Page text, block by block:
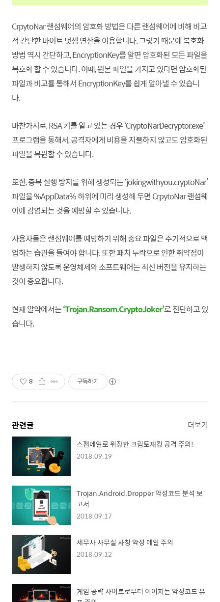
CrpytoNar 랜섬웨어의 암호화 방법은 다른 랜섬웨어에 비해 비교
적 간단한 바이트 덧셈 연산을 이용합니다. 그렇기 때문에 복호화
방법 역시 간단하고, EncryptionKey를 알면 암호화된 모든 파일을
복호화 할 수 있습니다. 이때, 원본 파일을 가지고 있다면 암호화된
파일과 비교를 통해서 EncryptionKey를 쉽게 알아낼 수 있습니
다.
마찬가지로, RSA 키를 알고 있는 경우 ‘CryptoNarDecryptor.exe’
프로그램을 통해서, 공격자에게 비용을 지불하지 않고도 암호화된
파일을 복원할 수 있습니다.
또한, 중복 실행 방지를 위해 생성되는 ‘jokingwithyou.cryptoNar’
파일을 %AppData% 하위에 미리 생성해 두면 CrpytoNar 랜섬웨
어에 감염되는 것을 예방할 수 있습니다.
사용자들은 랜섬웨어를 예방하기 위해 중요 파일은 주기적으로 백
업하는 습관을 들여야 합니다. 또한 패치 누락으로 인한 취약점이
발생하지 않도록 운영체제와 소프트웨어는 최신 버전을 유지하는
것이 중요합니다.
현재 알약에서는‘Trojan.Ransom.CryptoJoker’로 진단하고 있
습니다.
8 구독하기
관련글 더보기
스팸메일로 위장한 크립토재킹 공격 주의!
2018.09.19
Trojan.Android.Dropper 악성코드 분석 보
고서
2018.09.17
세무사 사무실 사칭 악성 메일 주의
2018.09.12
게임 공략 사이트로부터 이어지는 악성코드 유